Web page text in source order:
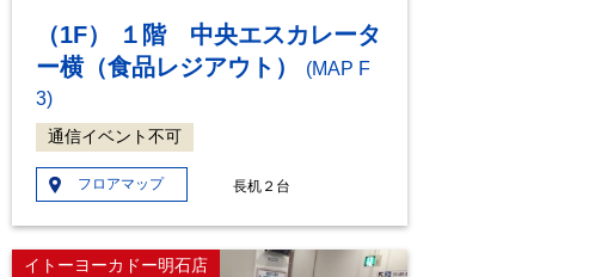
（1F） １階 中央エスカレータ
ー横（食品レジアウト）
(MAP F
3)
通信イベント不可
フロアマップ 長机２台
イトーヨーカドー明石店